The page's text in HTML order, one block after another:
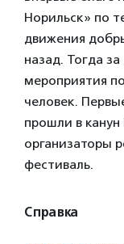
Норильск» по
движения
назад. Тогда
мероприятия
человек.
прошли в канун
организаторы
фестиваль.
Справка